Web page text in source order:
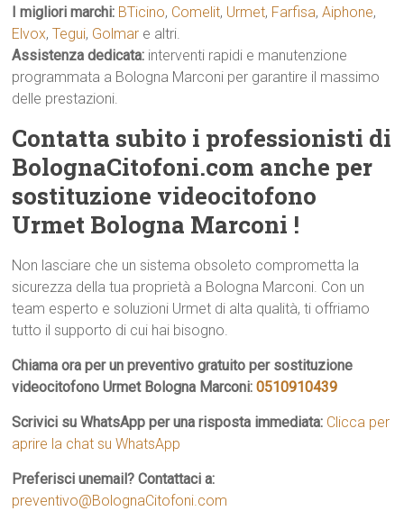
I migliori marchi: BTicino, Comelit, Urmet, Farfisa,Aiphone,
Elvox,Tegui, Golmar e altri.
Assistenza dedicata: interventi rapidi e manutenzione
programmata a Bologna Marconi per garantire il massimo
delle prestazioni.
Contatta subito i professionisti di
BolognaCitofoni.com anche per
sostituzione videocitofono
Urmet Bologna Marconi !
Non lasciare che un sistema obsoleto comprometta la
sicurezza della tua proprietà a Bologna Marconi. Con un
team esperto e soluzioni Urmet di alta qualità, ti offriamo
tutto il supporto di cui hai bisogno.
Chiama ora per un preventivo gratuito per sostituzione
videocitofono Urmet Bologna Marconi:0510910439
Scrivici su WhatsApp per una risposta immediata: Clicca per
aprire la chat su WhatsApp
Preferisci unemail? Contattaci a:
preventivo@BolognaCitofoni.com